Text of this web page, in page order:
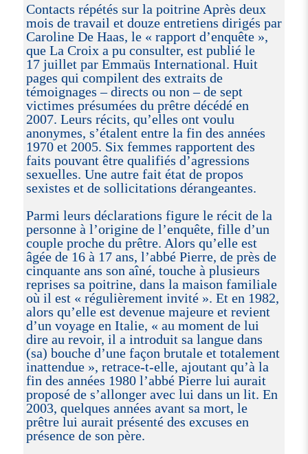
Contacts répétés sur la poitrine Après deux
mois de travail et douze entretiens dirigés par
Caroline De Haas, le « rapport d’enquête »,
que La Croix a pu consulter, est publié le
17 juillet par Emmaüs International. Huit
pages qui compilent des extraits de
témoignages – directs ou non – de sept
victimes présumées du prêtre décédé en
2007. Leurs récits, qu’elles ont voulu
anonymes, s’étalent entre la fin des années
1970 et 2005. Six femmes rapportent des
faits pouvant être qualifiés d’agressions
sexuelles. Une autre fait état de propos
sexistes et de sollicitations dérangeantes.
Parmi leurs déclarations figure le récit de la
personne à l’origine de l’enquête, fille d’un
couple proche du prêtre. Alors qu’elle est
âgée de 16 à 17 ans, l’abbé Pierre, de près de
cinquante ans son aîné, touche à plusieurs
reprises sa poitrine, dans la maison familiale
où il est « régulièrement invité ». Et en 1982,
alors qu’elle est devenue majeure et revient
d’un voyage en Italie, « au moment de lui
dire au revoir, il a introduit sa langue dans
(sa) bouche d’une façon brutale et totalement
inattendue », retrace-t-elle, ajoutant qu’à la
fin des années 1980 l’abbé Pierre lui aurait
proposé de s’allonger avec lui dans un lit. En
2003, quelques années avant sa mort, le
prêtre lui aurait présenté des excuses en
présence de son père.